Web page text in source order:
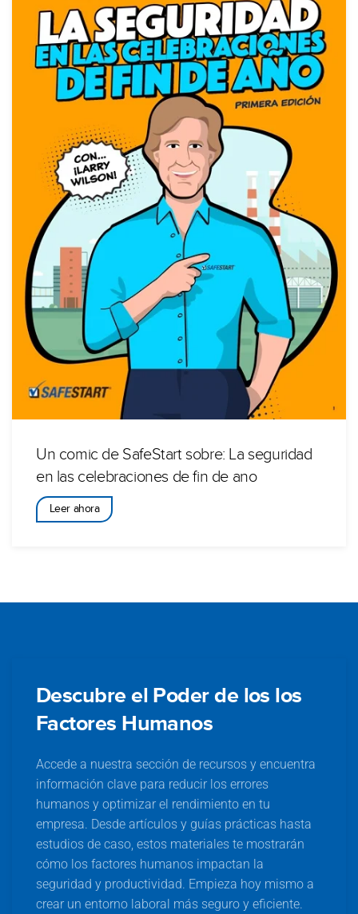
Un comic de SafeStart sobre: La seguridad
en las celebraciones de fin de ano
Leer ahora
Descubre el Poder de los los
Factores Humanos
Accede a nuestra sección de recursos y encuentra
información clave para reducir los errores
humanos y optimizar el rendimiento en tu
empresa. Desde artículos y guías prácticas hasta
estudios de caso, estos materiales te mostrarán
cómo los factores humanos impactan la
seguridad y productividad. Empieza hoy mismo a
crear un entorno laboral más seguro y eficiente.